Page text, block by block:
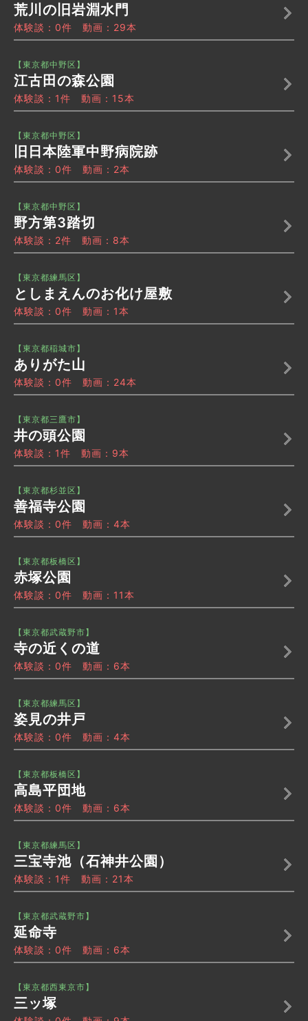
荒川の旧岩淵水門
体験談：0件 動画：29本
【東京都中野区】
江古田の森公園
体験談：1件 動画：15本
【東京都中野区】
旧日本陸軍中野病院跡
体験談：0件 動画：2本
【東京都中野区】
野方第3踏切
体験談：2件 動画：8本
【東京都練馬区】
としまえんのお化け屋敷
体験談：0件 動画：1本
【東京都稲城市】
ありがた山
体験談：0件 動画：24本
【東京都三鷹市】
井の頭公園
体験談：1件 動画：9本
【東京都杉並区】
善福寺公園
体験談：0件 動画：4本
【東京都板橋区】
赤塚公園
体験談：0件 動画：11本
【東京都武蔵野市】
寺の近くの道
体験談：0件 動画：6本
【東京都練馬区】
姿見の井戸
体験談：0件 動画：4本
【東京都板橋区】
高島平団地
体験談：0件 動画：6本
【東京都練馬区】
三宝寺池（石神井公園）
体験談：1件 動画：21本
【東京都武蔵野市】
延命寺
体験談：0件 動画：6本
【東京都西東京市】
三ッ塚